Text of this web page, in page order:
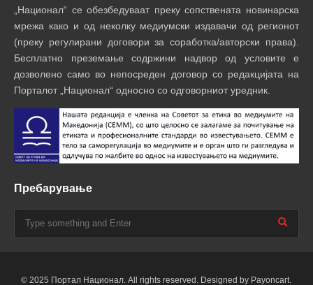
„Национал“ се обезбедуваат преку сопствената новинарска
мрежа како и од неколку медиумски издавачи од регионот
(преку регулирани договори за соработка/авторски права).
Бесплатно преземање содржини надвор од условите е
дозволено само во непосреден договор со редакцијата на
Порталот „Национал“ односно со одговорниот уредник.
Пребарување
© 2025 Портал Национал. All rights reserved. Designed by Payoncart.